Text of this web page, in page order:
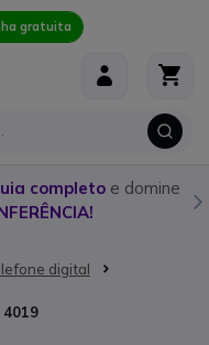
gratuita
completoe domine
digital